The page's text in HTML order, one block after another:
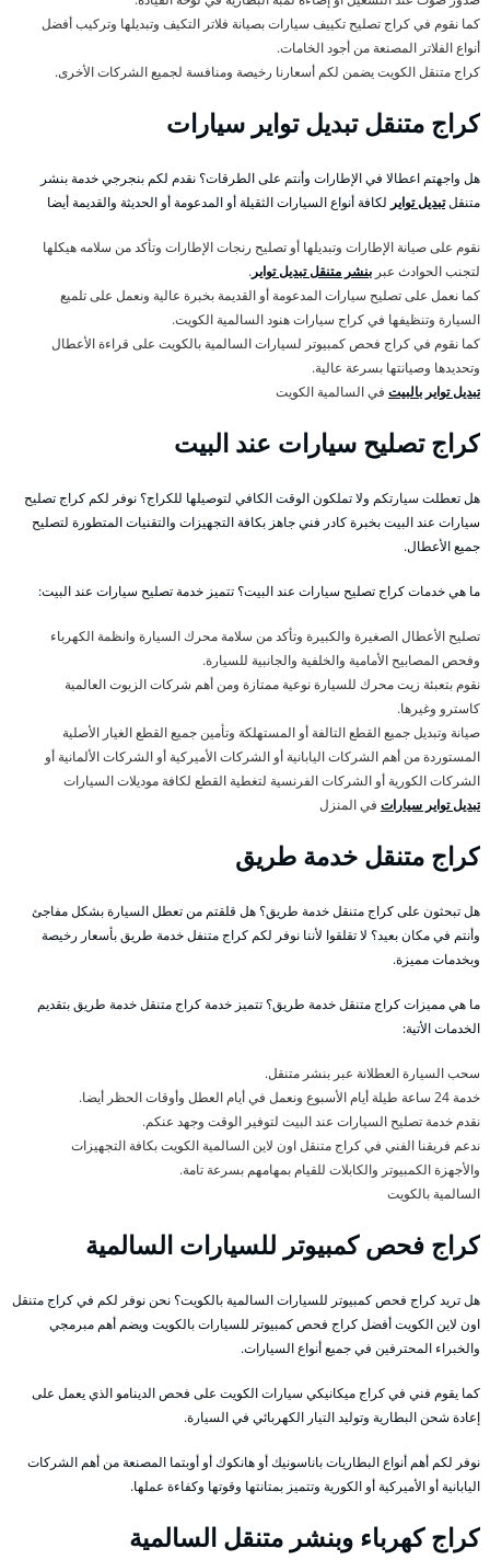
كما نقوم في كراج تصليح تكييف سيارات بصيانة فلاتر التكيف وتبديلها وتركيب أفضل
أنواع الفلاتر المصنعة من أجود الخامات.
كراج متنقل الكويت يضمن لكم أسعارنا رخيصة ومنافسة لجميع الشركات الأخرى.
كراج متنقل تبديل تواير سيارات
هل واجهتم اعطالا في الإطارات وأنتم على الطرقات؟ نقدم لكم بنجرجي خدمة بنشر
متنقلتبديل تواير لكافة أنواع السيارات الثقيلة أو المدعومة أو الحديثة والقديمة أيضا
نقوم على صيانة الإطارات وتبديلها أو تصليح رنجات الإطارات وتأكد من سلامه هيكلها
لتجنب الحوادث عبر بنشر متنقل تبديل تواير.
كما نعمل على تصليح سيارات المدعومة أو القديمة بخبرة عالية ونعمل على تلميع
السيارة وتنظيفها في كراج سيارات هنود السالمية الكويت.
كما نقوم في كراج فحص كمبيوتر لسيارات السالمية بالكويت على قراءة الأعطال
وتحديدها وصيانتها بسرعة عالية.
تبديل تواير بالبيت في السالمية الكويت
كراج تصليح سيارات عند البيت
هل تعطلت سيارتكم ولا تملكون الوقت الكافي لتوصيلها للكراج؟ نوفر لكم كراج تصليح
سيارات عند البيت بخبرة كادر فني جاهز بكافة التجهيزات والتقنيات المتطورة لتصليح
جميع الأعطال.
ما هي خدمات كراج تصليح سيارات عند البيت؟ تتميز خدمة تصليح سيارات عند البيت:
تصليح الأعطال الصغيرة والكبيرة وتأكد من سلامة محرك السيارة وانظمة الكهرباء
وفحص المصابيح الأمامية والخلفية والجانبية للسيارة.
نقوم بتعبئة زيت محرك للسيارة نوعية ممتازة ومن أهم شركات الزيوت العالمية
كاسترو وغيرها.
صيانة وتبديل جميع القطع التالفة أو المستهلكة وتأمين جميع القطع الغيار الأصلية
المستوردة من أهم الشركات اليابانية أو الشركات الأميركية أو الشركات الألمانية أو
الشركات الكورية أو الشركات الفرنسية لتغطية القطع لكافة موديلات السيارات
تبديل تواير سيارات في المنزل
كراج متنقل خدمة طريق
هل تبحثون على كراج متنقل خدمة طريق؟ هل قلقتم من تعطل السيارة بشكل مفاجئ
وأنتم في مكان بعيد؟ لا تقلقوا لأننا نوفر لكم كراج متنفل خدمة طريق بأسعار رخيصة
وبخدمات مميزة.
ما هي مميزات كراج متنقل خدمة طريق؟ تتميز خدمة كراج متنقل خدمة طريق بتقديم
الخدمات الأتية:
سحب السيارة العطلانة عبر بنشر متنقل.
خدمة 24 ساعة طيلة أيام الأسبوع ونعمل في أيام العطل وأوقات الحظر أيضا.
نقدم خدمة تصليح السيارات عند البيت لتوفير الوقت وجهد عنكم.
ندعم فريقنا الفني في كراج متنقل اون لاين السالمية الكويت بكافة التجهيزات
والأجهزة الكمبيوتر والكابلات للقيام بمهامهم بسرعة تامة.
السالمية بالكويت
كراج فحص كمبيوتر للسيارات السالمية
هل تريد كراج فحص كمبيوتر للسيارات السالمية بالكويت؟ نحن نوفر لكم في كراج متنقل
اون لاين الكويت أفضل كراج فحص كمبيوتر للسيارات بالكويت ويضم أهم مبرمجي
والخبراء المحترفين في جميع أنواع السيارات.
كما يقوم فني في كراج ميكانيكي سيارات الكويت على فحص الدينامو الذي يعمل على
إعادة شحن البطارية وتوليد التيار الكهربائي في السيارة.
نوفر لكم أهم أنواع البطاريات باناسونيك أو هانكوك أو أوبتما المصنعة من أهم الشركات
اليابانية أو الأميركية أو الكورية وتتميز بمتانتها وقوتها وكفاءة عملها.
كراج كهرباء وبنشر متنقل السالمية